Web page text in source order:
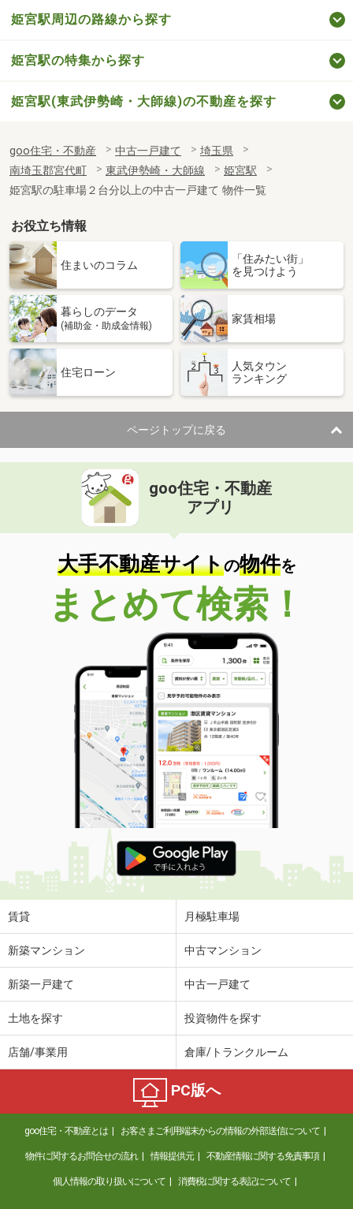
姫宮駅周辺の路線から探す
姫宮駅の特集から探す
姫宮駅(東武伊勢崎・大師線)の不動産を探す
goo住宅・不動産 中古一戸建て
埼玉県
南埼玉郡宮代町
東武伊勢崎・大師線
姫宮駅
姫宮駅の駐車場２台分以上の中古一戸建て 物件一覧
お役立ち情報
住まいのコラム
「住みたい街」
を見つけよう
暮らしのデータ
(補助金・助成金情報)
家賃相場
住宅ローン
人気タウン
ランキング
ページトップに戻る
goo住宅・不動産
アプリ
大手不動産サイトの物件を
まとめて検索！
賃貸 月極駐車場
新築マンション 中古マンション
新築一戸建て 中古一戸建て
土地を探す 投資物件を探す
店舗/事業用 倉庫/トランクルーム
PC版へ
goo住宅・不動産とは お客さまご利用端末からの情報の外部送信について
物件に関するお問合せの流れ 情報提供元 不動産情報に関する免責事項
個人情報の取り扱いについて 消費税に関する表記について